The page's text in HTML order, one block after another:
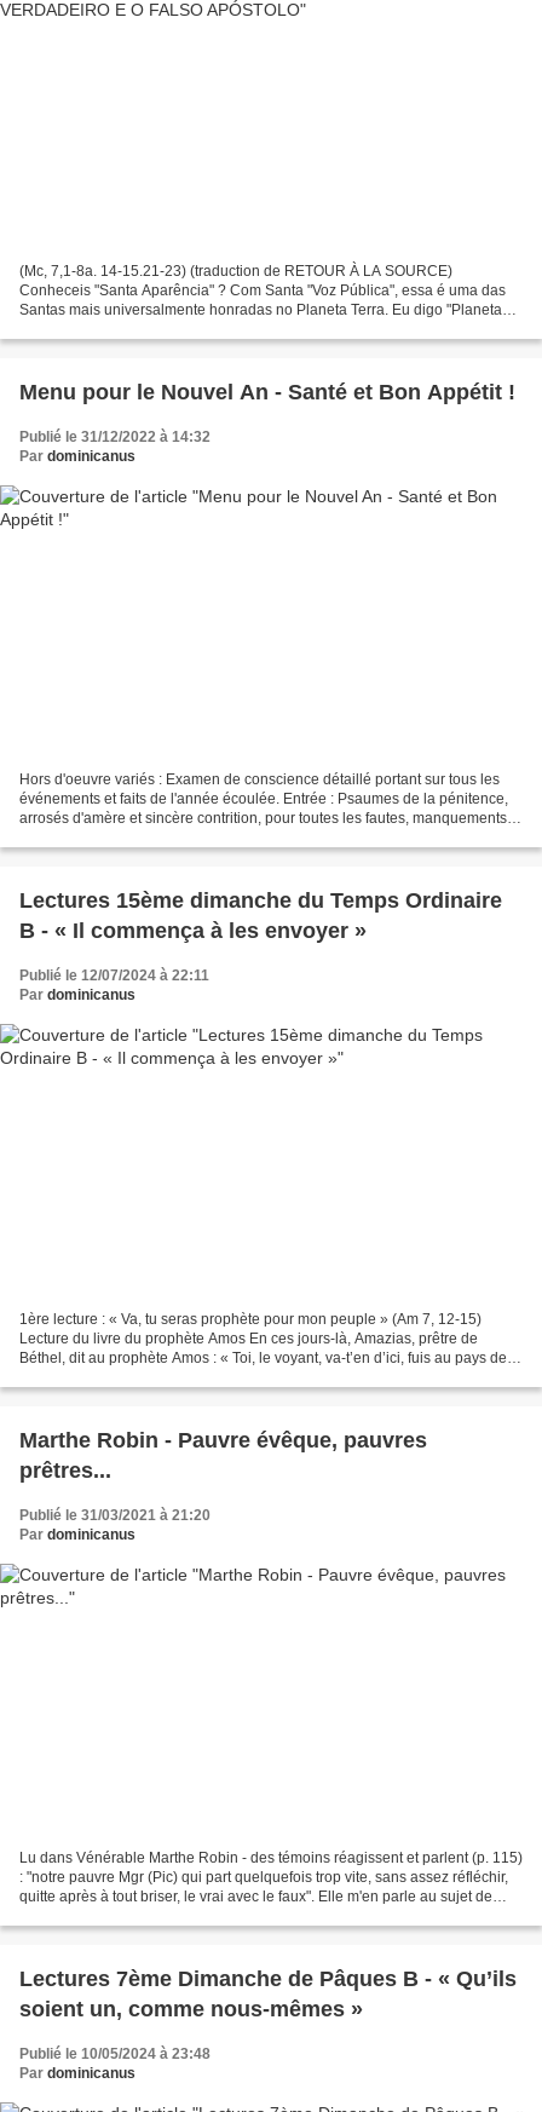
(Mc, 7,1-8a. 14-15.21-23) (traduction de RETOUR À LA SOURCE)
Conheceis "Santa Aparência" ? Com Santa "Voz Pública", essa é uma das
Santas mais universalmente honradas no Planeta Terra. Eu digo "Planeta
Menu pour le Nouvel An - Santé et Bon Appétit !
Publié le 31/12/2022 à 14:32
Par dominicanus
Hors d'oeuvre variés : Examen de conscience détaillé portant sur tous les
événements et faits de l'année écoulée. Entrée : Psaumes de la pénitence,
arrosés d'amère et sincère contrition, pour toutes les fautes, manquements,
Lectures 15ème dimanche du Temps Ordinaire
B - « Il commença à les envoyer »
Publié le 12/07/2024 à 22:11
Par dominicanus
1ère lecture : « Va, tu seras prophète pour mon peuple » (Am 7, 12-15)
Lecture du livre du prophète Amos En ces jours-là, Amazias, prêtre de
Béthel, dit au prophète Amos : « Toi, le voyant, va-t’en d’ici, fuis au pays de
Marthe Robin - Pauvre évêque, pauvres
prêtres...
Publié le 31/03/2021 à 21:20
Par dominicanus
Lu dans Vénérable Marthe Robin - des témoins réagissent et parlent (p. 115)
: "notre pauvre Mgr (Pic) qui part quelquefois trop vite, sans assez réfléchir,
quitte après à tout briser, le vrai avec le faux". Elle m'en parle au sujet de
Lectures 7ème Dimanche de Pâques B - « Qu’ils
soient un, comme nous-mêmes »
Publié le 10/05/2024 à 23:48
Par dominicanus